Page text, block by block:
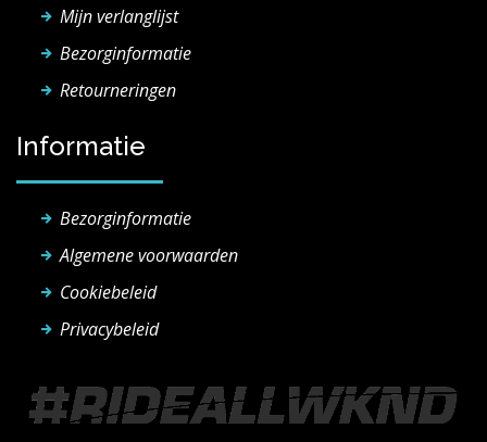
Mijn verlanglijst
Bezorginformatie
Retourneringen
Informatie
Bezorginformatie
Algemene voorwaarden
Cookiebeleid
Privacybeleid